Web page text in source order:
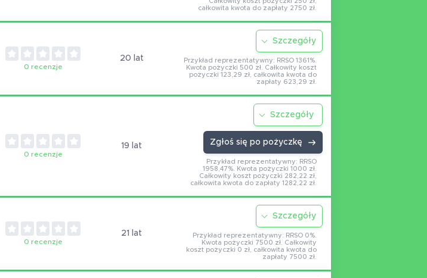
całkowita kwota do zapłaty 2750 zł.
0 recenzje
20 lat
Szczegóły
Przykład reprezentatywny: RRSO 1361%.
Kwota pożyczki 500 zł. Całkowity koszt
pożyczki 123,29 zł, całkowita kwota do
zapłaty 623,29 zł.
0 recenzje
19 lat
Szczegóły
Zgłoś się po pożyczkę
Przykład reprezentatywny: RRSO
1958,47%. Kwota pożyczki 1000 zł.
Całkowity koszt pożyczki 282,22 zł,
całkowita kwota do zapłaty 1282,22 zł.
0 recenzje
21 lat
Szczegóły
Przykład reprezentatywny: RRSO 0%.
Kwota pożyczki 7500 zł. Całkowity
koszt pożyczki 0 zł, całkowita kwota do
zapłaty 7500 zł.